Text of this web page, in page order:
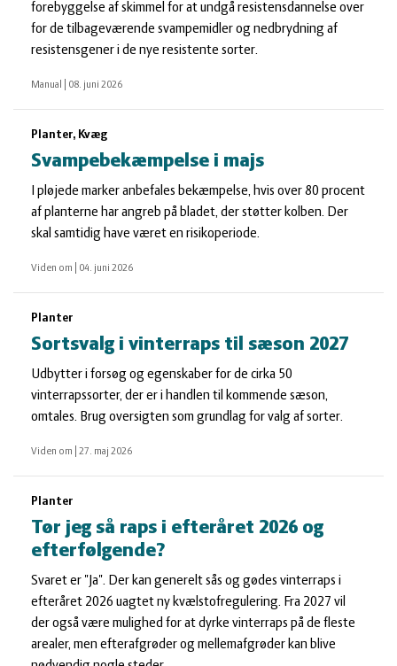
forebyggelse af skimmel for at undgå resistensdannelse over
for de tilbageværende svampemidler og nedbrydning af
resistensgener i de nye resistente sorter.
Manual 08. juni 2026
Planter, Kvæg
Svampebekæmpelse i majs
I pløjede marker anbefales bekæmpelse, hvis over 80 procent
af planterne har angreb på bladet, der støtter kolben. Der
skal samtidig have været en risikoperiode.
Viden om 04. juni 2026
Planter
Sortsvalg i vinterraps til sæson 2027
Udbytter i forsøg og egenskaber for de cirka 50
vinterrapssorter, der er i handlen til kommende sæson,
omtales. Brug oversigten som grundlag for valg af sorter.
Viden om 27. maj 2026
Planter
Tør jeg så raps i efteråret 2026 og
efterfølgende?
Svaret er "Ja". Der kan generelt sås og gødes vinterraps i
efteråret 2026 uagtet ny kvælstofregulering. Fra 2027 vil
der også være mulighed for at dyrke vinterraps på de fleste
arealer, men efterafgrøder og mellemafgrøder kan blive